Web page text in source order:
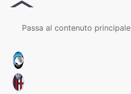
Passa al contenuto principale